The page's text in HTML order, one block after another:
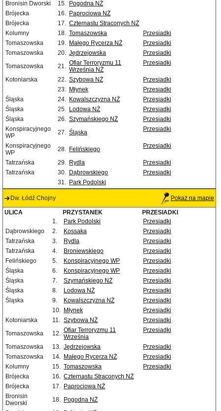
Bronisin Dworski
15. Pogodna NŻ
Brójecka
16. Paprociowa NŻ
Brójecka
17. Czternastu Straconych NŻ
Kolumny
18. Tomaszowska
Przesiadki
Tomaszowska
19. Małego Rycerza NŻ
Przesiadki
Tomaszowska
20. Jędrzejowska
Przesiadki
Tomaszowska
21. Ofiar Terroryzmu 11
Września NŻ
Przesiadki
Kotoniarska 22. Szybowa NŻ
Przesiadki
23. Młynek
Przesiadki
Śląska
24. Kowalszczyzna NŻ
Przesiadki
Śląska
25. Lodowa NŻ
Przesiadki
Śląska
26. Szymańskiego NŻ
Przesiadki
Konspiracyjnego
WP
27. Śląska Przesiadki
Konspiracyjnego
WP
28. Felińskiego Przesiadki
Tatrzańska 29. Rydla
Przesiadki
Tatrzańska
30. Dąbrowskiego
Przesiadki
31. Park Podolski
Dw. Łódź Chojny Pokaż na mapie
ULICA PRZYSTANEK
PRZESIADKI
1.
Park Podolski
Przesiadki
Dąbrowskiego
2. Kossaka
Przesiadki
Tatrzańska
3. Rydla
Przesiadki
Tatrzańska
4. Broniewskiego
Przesiadki
Felińskiego
5. Konspiracyjnego WP
Przesiadki
Śląska
6. Konspiracyjnego WP
Przesiadki
Śląska
7. Szymańskiego NŻ
Przesiadki
Śląska
8. Lodowa NŻ
Przesiadki
Śląska
9. Kowalszczyzna NŻ
Przesiadki
10. Młynek
Przesiadki
Kotoniarska
11. Szybowa NŻ
Przesiadki
Tomaszowska
12. Ofiar Terroryzmu 11
Września
Przesiadki
Tomaszowska 13. Jędrzejowska
Przesiadki
Tomaszowska
14. Małego Rycerza NŻ
Przesiadki
Kolumny
15. Tomaszowska
Przesiadki
Brójecka
16. Czternastu Straconych NŻ
Brójecka
17. Paprociowa NŻ
Bronisin
Dworski
18. Pogodna NŻ